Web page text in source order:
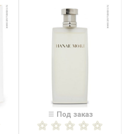
Под заказ